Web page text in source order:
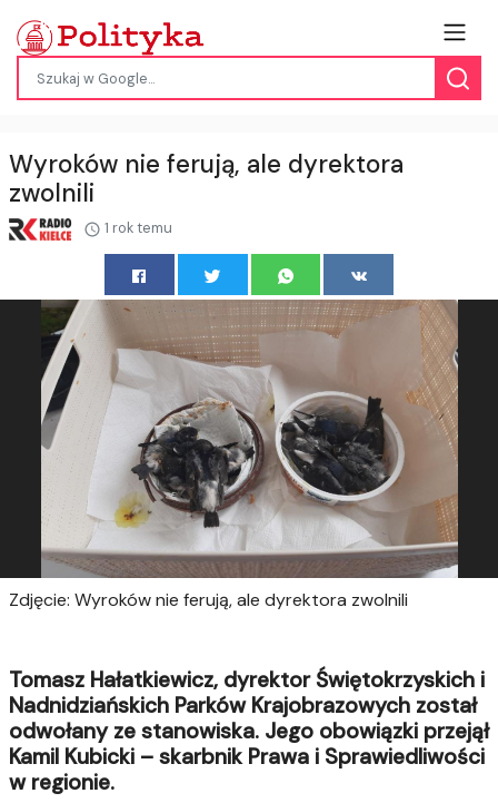
Wyroków nie ferują, ale dyrektora
zwolnili
1 rok temu
Zdjęcie: Wyroków nie ferują, ale dyrektora zwolnili
Tomasz Hałatkiewicz, dyrektor Świętokrzyskich i
Nadnidziańskich Parków Krajobrazowych został
odwołany ze stanowiska. Jego obowiązki przejął
Kamil Kubicki – skarbnik Prawa i Sprawiedliwości
w regionie.